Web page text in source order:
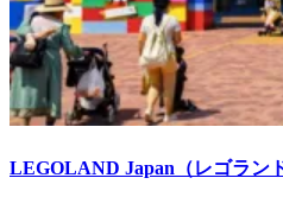
LEGOLAND Japan（レゴラン